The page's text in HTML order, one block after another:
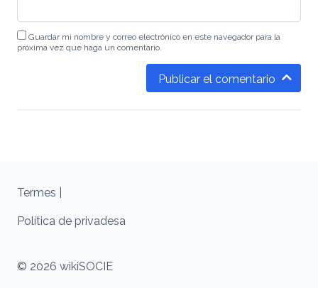
Guardar mi nombre y correo electrónico en este navegador para la
próxima vez que haga un comentario.
Publicar el comentario
© 2026 wikiSOCIE
Termes |
Política de privadesa